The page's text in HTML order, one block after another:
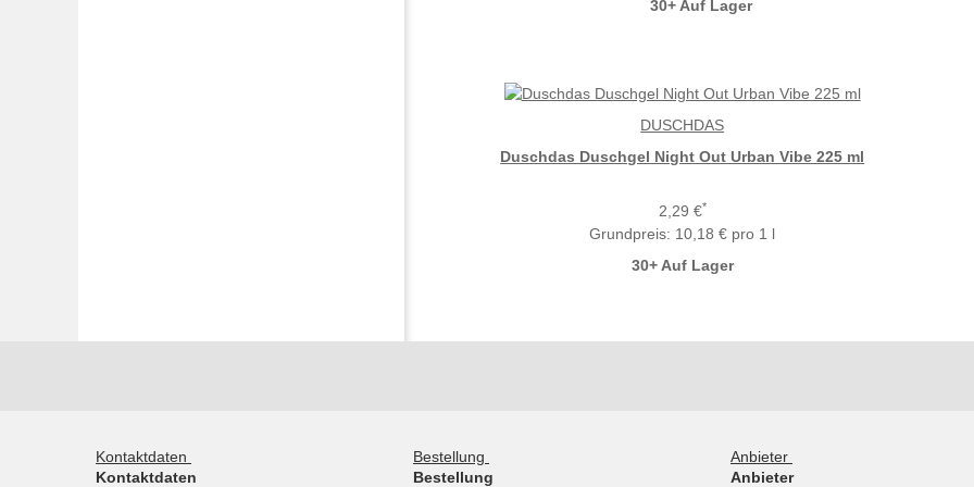
30+ Auf Lager
Duschdas Duschgel Night Out Urban Vibe 225 ml
2,29 €*
Grundpreis: 10,18 € pro 1 l
30+ Auf Lager
DUSCHDAS
Kontaktdaten
Kontaktdaten
Bestellung
Bestellung
Anbieter
Anbieter